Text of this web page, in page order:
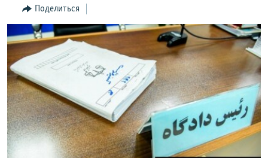
Вернутся
поиску
МИГРАНТ МЕДИА
Поделиться